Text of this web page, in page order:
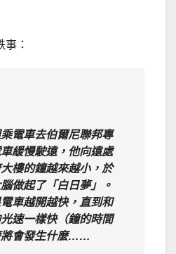
：
電車去伯爾尼聯邦專
緩慢駛遠，他向遠處
樓的鐘越來越小，於
做起了「白日夢」。
車越開越快，直到和
速一樣快（鐘的時間
將會發生什麼……